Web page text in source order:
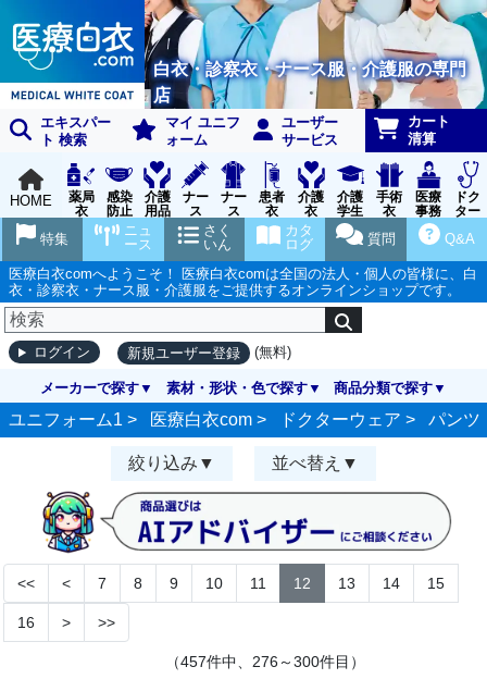
白衣・診察衣・ナース服・介護服の専門
店
エキスパー
ト 検索
マイ ユニフ
ォーム
ユーザー
サービス
カート
清算
HOME
薬局
衣
感染
防止
用品
介護
用品
ナー
ス
グッ
ズ
ナー
ス
ウェ
ア
患者
衣
介護
衣
介護
学生
実習
衣
手術
衣
医療
事務
受付
ドク
ター
ア
Q&A
質問
カタ
ログ
さく
いん
ニュ
ース
特集
医療白衣comへようこそ！ 医療白衣comは全国の法人・個人の皆様に、白
衣・診察衣・ナース服・介護服をご提供するオンラインショップです。
ログイン 新規ユーザー登録 (無料)
メーカーで探す 素材・形状・色で探す 商品分類で探す
ユニフォーム1 > 医療白衣com > ドクターウェア > パンツ
絞り込み 並べ替え
<< < 7 8 9 10 11 12 13 14 15
16 > >>
（457件中、276～300件目）